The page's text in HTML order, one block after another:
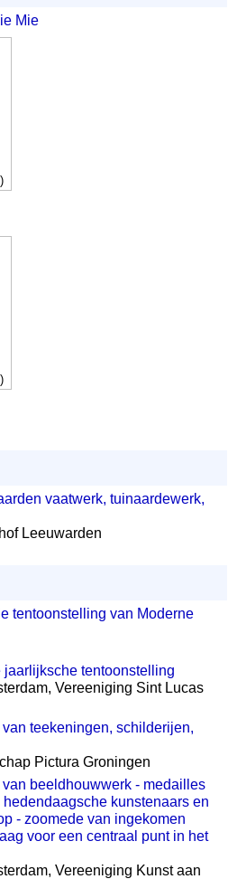
Mie
vaatwerk, tuinaardewerk,
Leeuwarden
tentoonstelling van Moderne
jaarlijksche tentoonstelling
Vereeniging Sint Lucas
teekeningen, schilderijen,
Pictura Groningen
beeldhouwwerk - medailles
kunstenaars en
- zoomede van ingekomen
voor een centraal punt in het
Vereeniging Kunst aan